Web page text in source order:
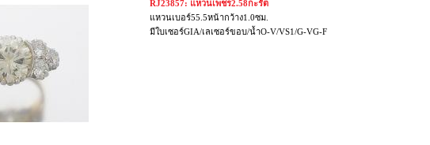
RJ23857: แหวนเพชร2.58กะรัต
แหวนเบอร์55.5หน้ากว้าง1.0ซม.
มีใบเซอร์GIA/เลเซอร์ขอบ/น้ำO-V/VS1/G-VG-F